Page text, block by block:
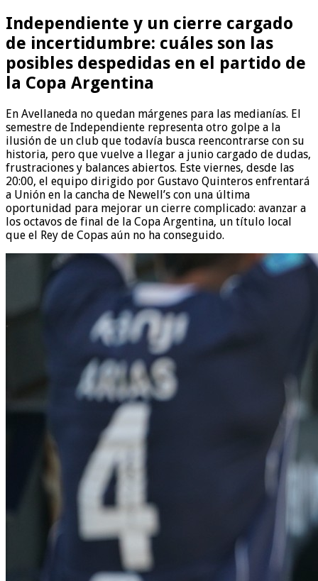
Independiente y un cierre cargado
de incertidumbre: cuáles son las
posibles despedidas en el partido de
la Copa Argentina
En Avellaneda no quedan márgenes para las medianías. El
semestre de Independiente representa otro golpe a la
ilusión de un club que todavía busca reencontrarse con su
historia, pero que vuelve a llegar a junio cargado de dudas,
frustraciones y balances abiertos. Este viernes, desde las
20:00, el equipo dirigido por Gustavo Quinteros enfrentará
a Unión en la cancha de Newell’s con una última
oportunidad para mejorar un cierre complicado: avanzar a
los octavos de final de la Copa Argentina, un título local
que el Rey de Copas aún no ha conseguido.